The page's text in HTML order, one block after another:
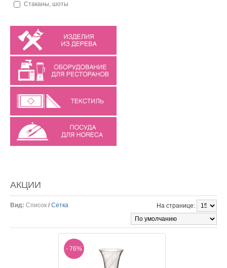
Стаканы, шоты
АКЦИИ
Вид: Список / Сетка На странице:
- 76%